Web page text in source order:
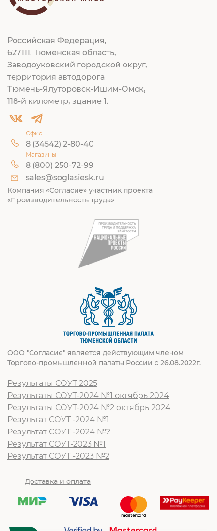
Российская Федерация,
627111, Тюменская область,
Заводоуковский городской округ,
территория автодорога
Тюмень-Ялуторовск-Ишим-Омск,
118-й километр, здание 1.
Офис
8 (34542) 2-80-40
Магазины
8 (800) 250-72-99
sales@soglasiesk.ru
Компания «Согласие» участник проекта
«Производительность труда»
ООО "Согласие" является действующим членом
Торгово-промышленной палаты России с 26.08.2022г.
Результаты СОУТ 2025
Результаты СОУТ-2024 №1 октябрь 2024
Результаты СОУТ-2024 №2 октябрь 2024
Результат СОУТ -2024 №1
Результат СОУТ -2024 №2
Результат СОУТ-2023 №1
Результат СОУТ -2023 №2
Доставка и оплата